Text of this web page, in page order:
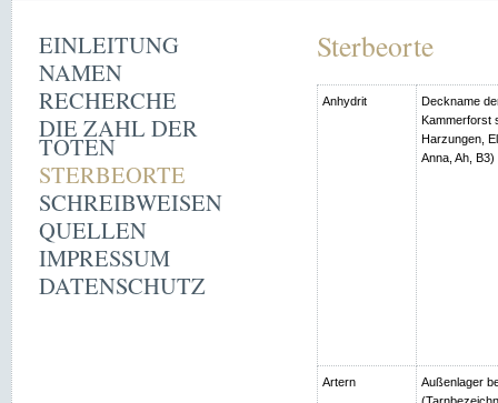
EINLEITUNG
NAMEN
RECHERCHE
DIE ZAHL DER
TOTEN
STERBEORTE
SCHREIBWEISEN
QUELLEN
IMPRESSUM
DATENSCHUTZ
Sterbeorte
Anhydrit
Deckname
Kammerforst
Harzungen,
Anna, Ah, B3)
Artern
Außenlager